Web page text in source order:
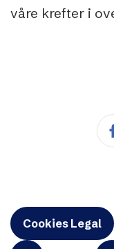
våre krefter i
Cookies Legal